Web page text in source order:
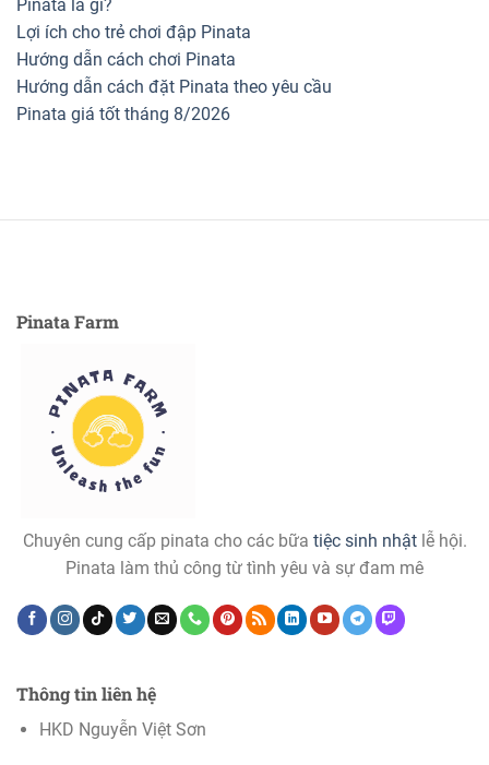
Pinata là gì?
Lợi ích cho trẻ chơi đập Pinata
Hướng dẫn cách chơi Pinata
Hướng dẫn cách đặt Pinata theo yêu cầu
Pinata giá tốt tháng 8/2026
Pinata Farm
Chuyên cung cấp pinata cho các bữa tiệc sinh nhậtlễ hội.
Pinata làm thủ công từ tình yêu và sự đam mê
Thông tin liên hệ
HKD Nguyễn Việt Sơn